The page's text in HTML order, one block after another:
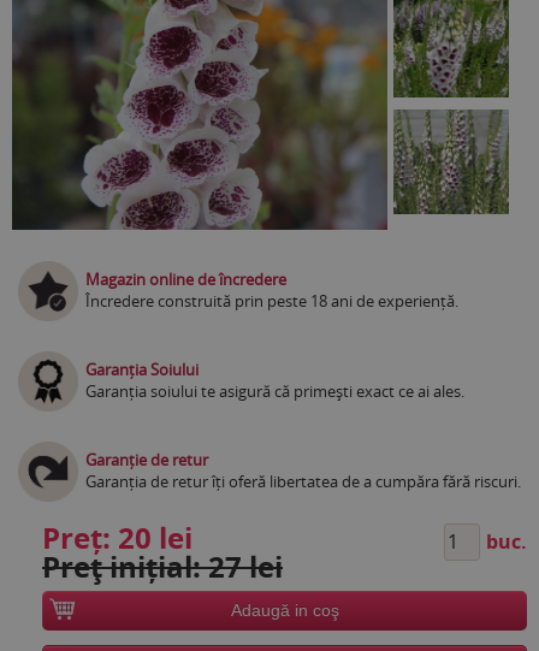
Magazin online de încredere
Încredere construită prin peste 18 ani de experiență.
Garanția Soiului
Garanția soiului te asigură că primești exact ce ai ales.
Garanție de retur
Garanția de retur îți oferă libertatea de a cumpăra fără riscuri.
Preț: 20 lei
Preţ inițial: 27 lei
buc.
Adaugă in coş